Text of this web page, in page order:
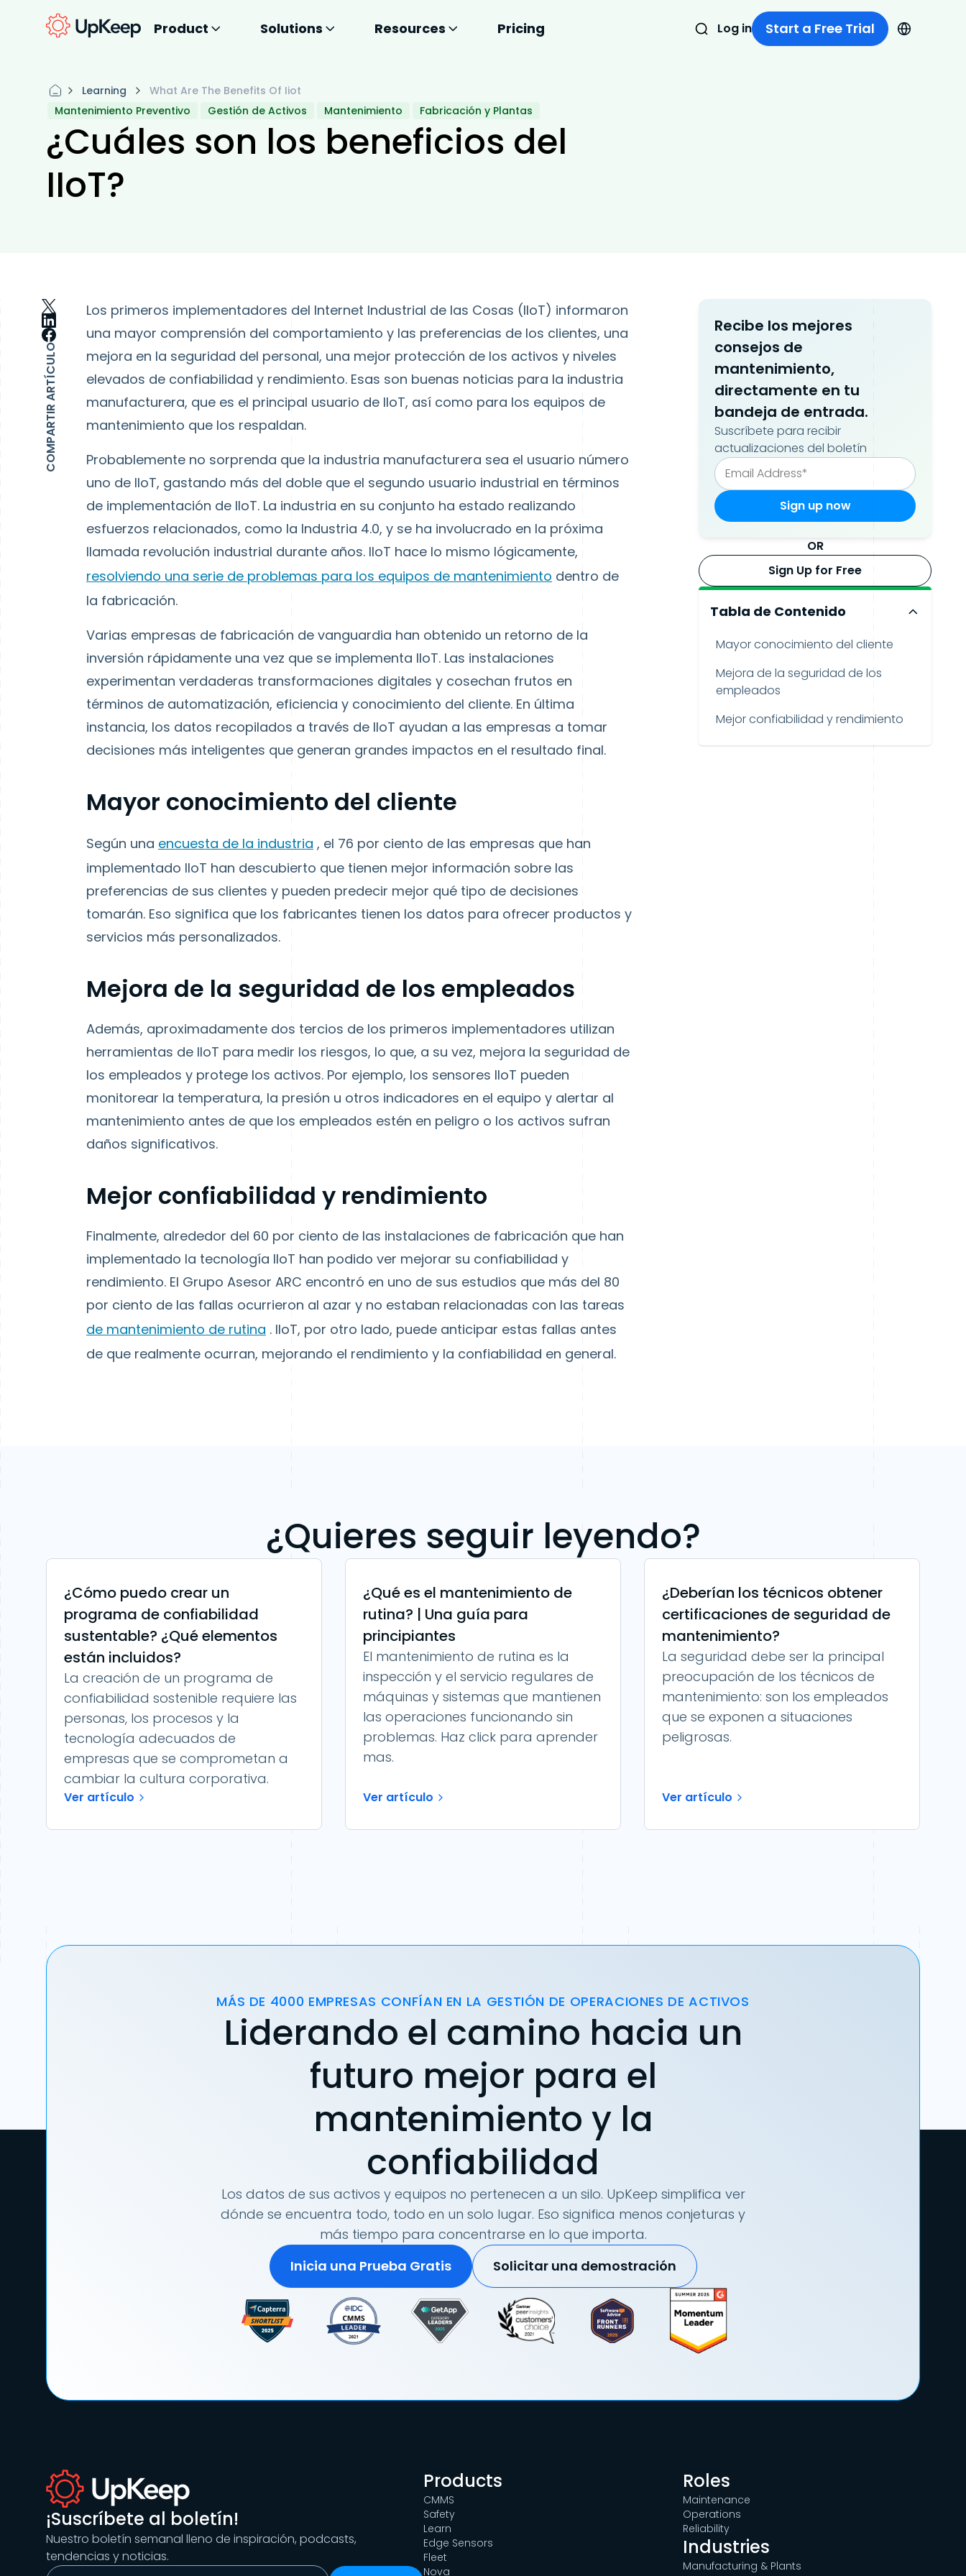
Product Solutions Resources Pricing Log in Start a Free Trial
Learning
What Are The Benefits Of Iiot
Mantenimiento Preventivo
Gestión de Activos Mantenimiento Fabricación y Plantas
¿Cuáles son los beneficios del
IIoT?
COMPARTIR ARTÍCULO
Los primeros implementadores del Internet Industrial de las Cosas (IIoT) informaron
una mayor comprensión del comportamiento y las preferencias de los clientes, una
mejora en la seguridad del personal, una mejor protección de los activos y niveles
elevados de confiabilidad y rendimiento. Esas son buenas noticias para la industria
manufacturera, que es el principal usuario de IIoT, así como para los equipos de
mantenimiento que los respaldan.
Probablemente no sorprenda que la industria manufacturera sea el usuario número
uno de IIoT, gastando más del doble que el segundo usuario industrial en términos
de implementación de IIoT. La industria en su conjunto ha estado realizando
esfuerzos relacionados, como la Industria 4.0, y se ha involucrado en la próxima
llamada revolución industrial durante años. IIoT hace lo mismo lógicamente,
resolviendo una serie de problemas para los equipos de mantenimiento dentro de
la fabricación.
Varias empresas de fabricación de vanguardia han obtenido un retorno de la
inversión rápidamente una vez que se implementa IIoT. Las instalaciones
experimentan verdaderas transformaciones digitales y cosechan frutos en
términos de automatización, eficiencia y conocimiento del cliente. En última
instancia, los datos recopilados a través de IIoT ayudan a las empresas a tomar
decisiones más inteligentes que generan grandes impactos en el resultado final.
Mayor conocimiento del cliente
Según una encuesta de la industria , el 76 por ciento de las empresas que han
implementado IIoT han descubierto que tienen mejor información sobre las
preferencias de sus clientes y pueden predecir mejor qué tipo de decisiones
tomarán. Eso significa que los fabricantes tienen los datos para ofrecer productos y
servicios más personalizados.
Mejora de la seguridad de los empleados
Además, aproximadamente dos tercios de los primeros implementadores utilizan
herramientas de IIoT para medir los riesgos, lo que, a su vez, mejora la seguridad de
los empleados y protege los activos. Por ejemplo, los sensores IIoT pueden
monitorear la temperatura, la presión u otros indicadores en el equipo y alertar al
mantenimiento antes de que los empleados estén en peligro o los activos sufran
daños significativos.
Mejor confiabilidad y rendimiento
Finalmente, alrededor del 60 por ciento de las instalaciones de fabricación que han
implementado la tecnología IIoT han podido ver mejorar su confiabilidad y
rendimiento. El Grupo Asesor ARC encontró en uno de sus estudios que más del 80
por ciento de las fallas ocurrieron al azar y no estaban relacionadas con las tareas
de mantenimiento de rutina . IIoT, por otro lado, puede anticipar estas fallas antes
de que realmente ocurran, mejorando el rendimiento y la confiabilidad en general.
Recibe los mejores
consejos de
mantenimiento,
directamente en tu
bandeja de entrada.
Suscríbete para recibir
actualizaciones del boletín
OR
Sign Up for Free
Tabla de Contenido
Mayor conocimiento del cliente
Mejora de la seguridad de los
empleados
Mejor confiabilidad y rendimiento
¿Quieres seguir leyendo?
¿Cómo puedo crear un
programa de confiabilidad
sustentable? ¿Qué elementos
están incluidos?
La creación de un programa de
confiabilidad sostenible requiere las
personas, los procesos y la
tecnología adecuados de
empresas que se comprometan a
cambiar la cultura corporativa.
Ver artículo
¿Qué es el mantenimiento de
rutina? | Una guía para
principiantes
El mantenimiento de rutina es la
inspección y el servicio regulares de
máquinas y sistemas que mantienen
las operaciones funcionando sin
problemas. Haz click para aprender
mas.
Ver artículo
¿Deberían los técnicos obtener
certificaciones de seguridad de
mantenimiento?
La seguridad debe ser la principal
preocupación de los técnicos de
mantenimiento: son los empleados
que se exponen a situaciones
peligrosas.
Ver artículo
MÁS DE 4000 EMPRESAS CONFÍAN EN LA GESTIÓN DE OPERACIONES DE ACTIVOS
Liderando el camino hacia un
futuro mejor para el
mantenimiento y la
confiabilidad
Los datos de sus activos y equipos no pertenecen a un silo. UpKeep simplifica ver
dónde se encuentra todo, todo en un solo lugar. Eso significa menos conjeturas y
más tiempo para concentrarse en lo que importa.
Inicia una Prueba Gratis
Solicitar una demostración
¡Suscríbete al boletín!
Nuestro boletín semanal lleno de inspiración, podcasts,
tendencias y noticias.
Products
CMMS
Safety
Learn
Edge Sensors
Fleet
Nova
Roles
Maintenance
Operations
Reliability
Industries
Manufacturing & Plants